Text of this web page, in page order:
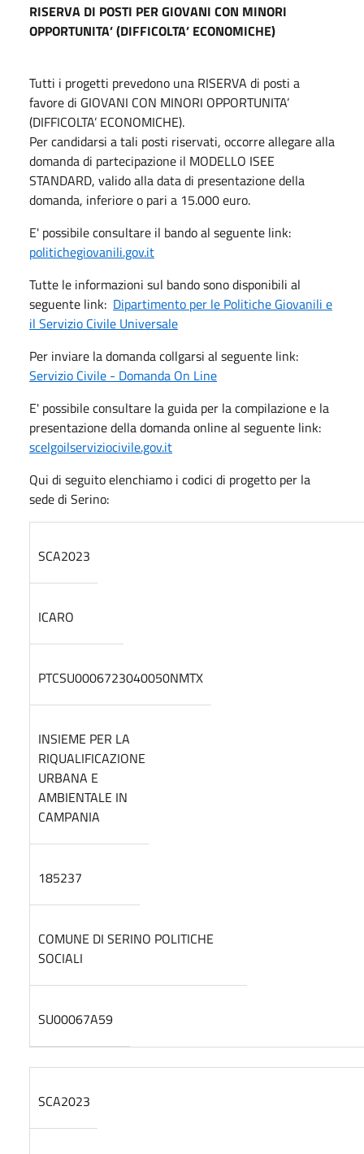
RISERVA DI POSTI PER GIOVANI CON MINORI
OPPORTUNITA’ (DIFFICOLTA’ ECONOMICHE)
Tutti i progetti prevedono una RISERVA di posti a
favore di GIOVANI CON MINORI OPPORTUNITA’
(DIFFICOLTA’ ECONOMICHE).
Per candidarsi a tali posti riservati, occorre allegare alla
domanda di partecipazione il MODELLO ISEE
STANDARD, valido alla data di presentazione della
domanda, inferiore o pari a 15.000 euro.
E' possibile consultare il bando al seguente link:
politichegiovanili.gov.it
Tutte le informazioni sul bando sono disponibili al
seguente link: Dipartimento per le Politiche Giovanili e
il Servizio Civile Universale
Per inviare la domanda collgarsi al seguente link:
Servizio Civile - Domanda On Line
E' possibile consultare la guida per la compilazione e la
presentazione della domanda online al seguente link:
scelgoilserviziocivile.gov.it
Qui di seguito elenchiamo i codici di progetto per la
sede di Serino:
SCA2023
ICARO
PTCSU0006723040050NMTX
INSIEME PER LA
RIQUALIFICAZIONE
URBANA E
AMBIENTALE IN
CAMPANIA
185237
COMUNE DI SERINO POLITICHE
SOCIALI
SU00067A59
SCA2023